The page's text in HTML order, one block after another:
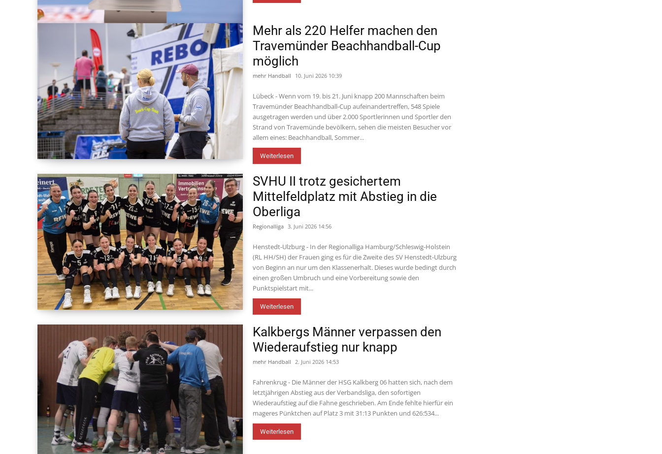
Mehr als 220 Helfer machen den
Travemünder Beachhandball-Cup
möglich
mehr Handball 10. Juni 2026 10:39
Lübeck - Wenn vom 19. bis 21. Juni knapp 200 Mannschaften beim
Travemünder Beachhandball-Cup aufeinandertreffen, 548 Spiele
ausgetragen werden und über 2.000 Sportlerinnen und Sportler den
Strand von Travemünde bevölkern, sehen die meisten Besucher vor
allem eines: Beachhandball, Sommer...
Weiterlesen
SVHU II trotz gesichertem
Mittelfeldplatz mit Abstieg in die
Oberliga
Regionalliga 3. Juni 2026 14:56
Henstedt-Ulzburg - In der Regionalliga Hamburg/Schleswig-Holstein
(RL HH/SH) der Frauen ging es für die Zweite des SV Henstedt-Ulzburg
von Beginn an nur um den Klassenerhalt. Dieses wurde bedingt durch
einen großen Umbruch und eine Vorbereitung sowie den
Punktspielstart mit...
Weiterlesen
Kalkbergs Männer verpassen den
Wiederaufstieg nur knapp
mehr Handball 2. Juni 2026 14:53
Fahrenkrug - Die Männer der HSG Kalkberg 06 hatten sich, nach dem
letztjährigen Abstieg aus der Verbandsliga, den sofortigen
Wiederaufstieg auf die Fahne geschrieben. Am Ende fehlte hierfür ein
mageres Pünktchen auf Platz 3 mit 31:13 Punkten und 626:534...
Weiterlesen